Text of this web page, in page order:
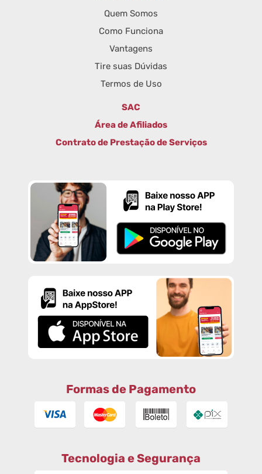
Quem Somos
Como Funciona
Vantagens
Tire suas Dúvidas
Termos de Uso
SAC
Área de Afiliados
Contrato de Prestação de Serviços
Formas de Pagamento
Tecnologia e Segurança